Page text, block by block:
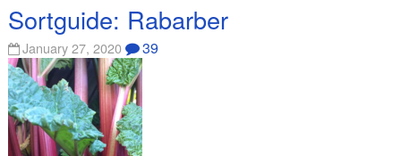
Sortguide: Rabarber
January 27, 2020 39